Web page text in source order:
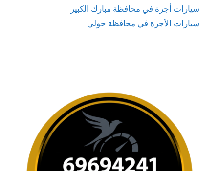
سيارات أجرة في محافظة مبارك الكبير
سيارات الأجرة في محافظة حولي